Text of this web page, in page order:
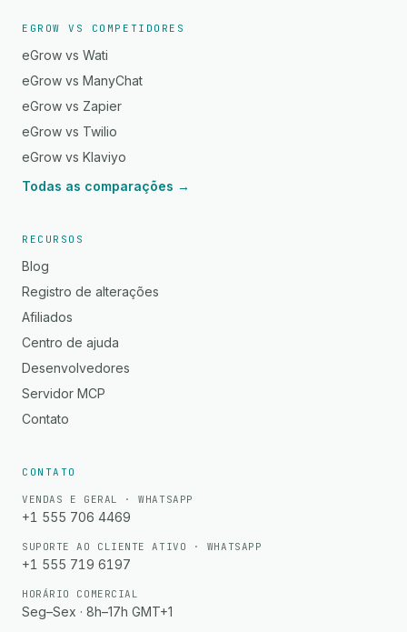
EGROW VS COMPETIDORES
eGrow vs Wati
eGrow vs ManyChat
eGrow vs Zapier
eGrow vs Twilio
eGrow vs Klaviyo
Todas as comparações →
RECURSOS
Blog
Registro de alterações
Afiliados
Centro de ajuda
Desenvolvedores
Servidor MCP
Contato
CONTATO
VENDAS E GERAL · WHATSAPP
+1 555 706 4469
SUPORTE AO CLIENTE ATIVO · WHATSAPP
+1 555 719 6197
HORÁRIO COMERCIAL
Seg–Sex · 8h–17h GMT+1